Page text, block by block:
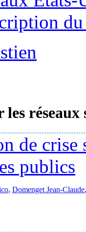
les réseaux
de crise
publics
, Domenget Jean-Claude